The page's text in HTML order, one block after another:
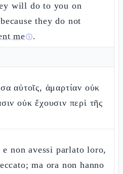
will do to you on
they do not
meⓘ.
αὐτοῖς, ἁμαρτίαν οὐκ
οὐκ ἔχουσιν περὶ τῆς
non avessi parlato loro,
ma ora non hanno